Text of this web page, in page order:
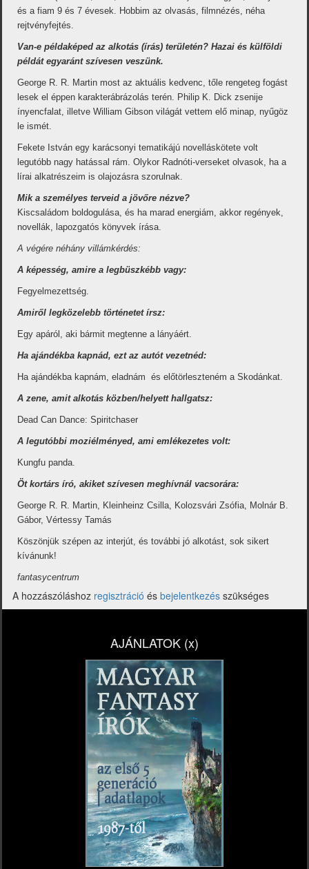
és a fiam 9 és 7 évesek. Hobbim az olvasás, filmnézés, néha
rejtvényfejtés.
Van-e példaképed az alkotás (írás) területén? Hazai és külföldi
példát egyaránt szívesen veszünk.
George R. R. Martin most az aktuális kedvenc, tőle rengeteg fogást
lesek el éppen karakterábrázolás terén. Philip K. Dick zsenije
ínyencfalat, illetve William Gibson világát vettem elő minap, nyűgöz
le ismét.
Fekete István egy karácsonyi tematikájú novelláskötete volt
legutóbb nagy hatással rám. Olykor Radnóti-verseket olvasok, ha a
lírai alkatrészeim is olajozásra szorulnak.
Mik a személyes terveid a jövőre nézve?
Kiscsaládom boldogulása, és ha marad energiám, akkor regények,
novellák, lapozgatós könyvek írása.
A végére néhány villámkérdés:
A képesség, amire a legbüszkébb vagy:
Fegyelmezettség.
Amiről legközelebb történetet írsz:
Egy apáról, aki bármit megtenne a lányáért.
Ha ajándékba kapnád, ezt az autót vezetnéd:
Ha ajándékba kapnám, eladnám és előtörleszteném a Skodánkat.
A zene, amit alkotás közben/helyett hallgatsz:
Dead Can Dance: Spiritchaser
A legutóbbi moziélményed, ami emlékezetes volt:
Kungfu panda.
Öt kortárs író, akiket szívesen meghívnál vacsorára:
George R. R. Martin, Kleinheinz Csilla, Kolozsvári Zsófia, Molnár B.
Gábor, Vértessy Tamás
Köszönjük szépen az interjút, és további jó alkotást, sok sikert
kívánunk!
fantasycentrum
A hozzászóláshoz regisztráció és bejelentkezés szükséges
AJÁNLATOK (x)